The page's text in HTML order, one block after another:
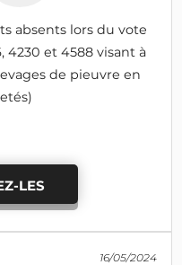
absents lors du vote
4230 et 4588 visant à
de pieuvre en
LES
16/05/2024